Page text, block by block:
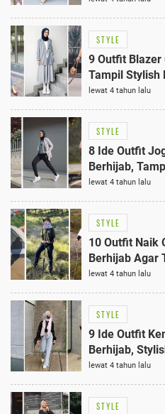
STYLE
9 Outfit
Tampil Stylish
lewat 4 tahun lalu
STYLE
8 Ide Outfit
Berhijab,
lewat 4 tahun lalu
STYLE
10 Outfit Naik
Berhijab Agar
lewat 4 tahun lalu
STYLE
9 Ide Outfit
Berhijab,
lewat 4 tahun lalu
STYLE